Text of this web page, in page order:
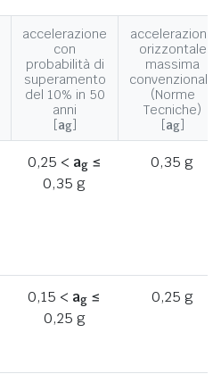
accelerazione
con
probabilità di
superamento
del 10% in 50
anni
[ag]
accelerazione
orizzontale
massima
convenzionale
(Norme
Tecniche)
[ag]
0,25 < ag≤
0,35 g
0,35 g
0,15 < ag ≤
0,25 g
0,25 g